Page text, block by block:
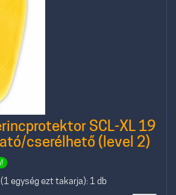
SCL-XL 19
cserélhető (level 2)
egység ezt takarja): 1 db